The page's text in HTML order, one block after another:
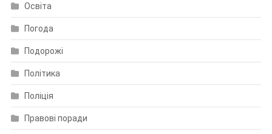
Освіта
Погода
Подорожі
Політика
Поліція
Правові поради